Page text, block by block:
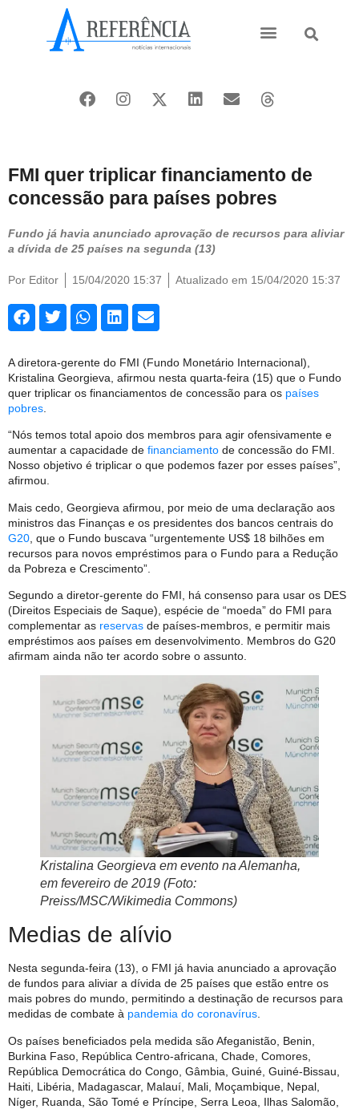
FMI quer triplicar financiamento de
concessão para países pobres
Fundo já havia anunciado aprovação de recursos para aliviar
a dívida de 25 países na segunda (13)
Por Editor 15/04/2020 15:37 Atualizado em 15/04/2020 15:37
A diretora-gerente do FMI (Fundo Monetário Internacional),
Kristalina Georgieva, afirmou nesta quarta-feira (15) que o Fundo
quer triplicar os financiamentos de concessão para os países
pobres
“Nós temos total apoio dos membros para agir ofensivamente e
aumentar a capacidade de financiamento de concessão do FMI.
Nosso objetivo é triplicar o que podemos fazer por esses países”,
afirmou.
Mais cedo, Georgieva afirmou, por meio de uma declaração aos
ministros das Finanças e os presidentes dos bancos centrais do
G20 , que o Fundo buscava “urgentemente US$ 18 bilhões em
recursos para novos empréstimos para o Fundo para a Redução
da Pobreza e Crescimento”.
Segundo a diretor-gerente do FMI, há consenso para usar os DES
(Direitos Especiais de Saque), espécie de “moeda” do FMI para
complementar as reservas de países-membros, e permitir mais
empréstimos aos países em desenvolvimento. Membros do G20
afirmam ainda não ter acordo sobre o assunto.
Kristalina Georgieva em evento na Alemanha,
em fevereiro de 2019 (Foto:
Preiss/MSC/Wikimedia Commons)
Medias de alívio
Nesta segunda-feira (13), o FMI já havia anunciado a aprovação
de fundos para aliviar a dívida de 25 países que estão entre os
mais pobres do mundo, permitindo a destinação de recursos para
medidas de combate à pandemia do coronavírus.
Os países beneficiados pela medida são Afeganistão, Benin,
Burkina Faso, República Centro-africana, Chade, Comores,
República Democrática do Congo, Gâmbia, Guiné, Guiné-Bissau,
Haiti, Libéria, Madagascar, Malauí, Mali, Moçambique, Nepal,
Níger, Ruanda, São Tomé e Príncipe, Serra Leoa, Ilhas Salomão,